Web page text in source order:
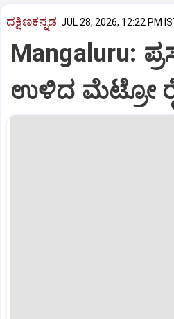
ದಕ್ಷಿಣಕನ್ನಡ JUL 28, 2026, 12:22 PM
Mangaluru:
ಉಳಿದ ಮೆಟ್ರೋ